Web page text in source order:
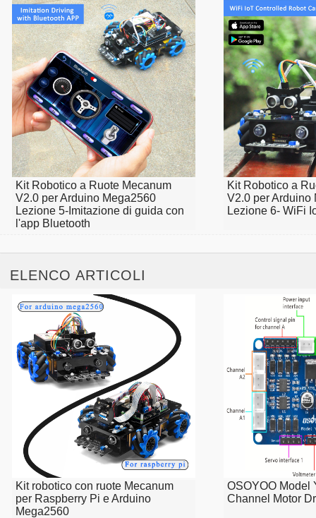
Kit Robotico a Ruote Mecanum
V2.0 per Arduino Mega2560
Lezione 5-Imitazione di guida con
l'app Bluetooth
Kit Robotico a
V2.0 per Arduino
Lezione 6- WiFi
ELENCO ARTICOLI
Kit robotico con ruote Mecanum
per Raspberry Pi e Arduino
Mega2560
OSOYOO Model
Channel Motor